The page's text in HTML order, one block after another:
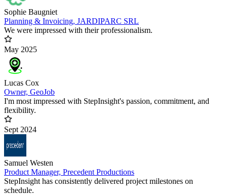
Sophie Baugniet
Planning & Invoicing, JARDIPARC SRL
We were impressed with their professionalism.
May 2025
Lucas Cox
Owner, GeoJob
I'm most impressed with StepInsight's passion, commitment, and
flexibility.
Sept 2024
Samuel Westen
Product Manager, Precedent Productions
StepInsight has consistently delivered project milestones on
schedule.